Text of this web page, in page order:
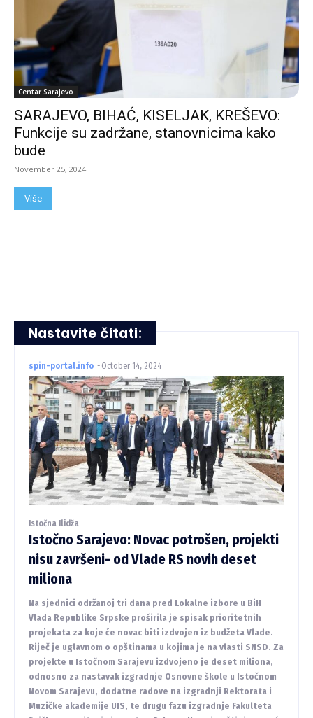
Centar Sarajevo
SARAJEVO, BIHAĆ, KISELJAK, KREŠEVO:
Funkcije su zadržane, stanovnicima kako
bude
November 25, 2024
Više
Nastavite čitati:
spin-portal.info - October 14, 2024
Istočna Ilidža
Istočno Sarajevo: Novac potrošen, projekti
nisu završeni- od Vlade RS novih deset
miliona
Na sjednici održanoj tri dana pred Lokalne izbore u BiH
Vlada Republike Srpske proširila je spisak prioritetnih
projekata za koje će novac biti izdvojen iz budžeta Vlade.
Riječ je uglavnom o opštinama u kojima je na vlasti SNSD. Za
projekte u Istočnom Sarajevu izdvojeno je deset miliona,
odnosno za nastavak izgradnje Osnovne škole u Istočnom
Novom Sarajevu, dodatne radove na izgradnji Rektorata i
Muzičke akademije UIS, te drugu fazu izgradnje Fakulteta